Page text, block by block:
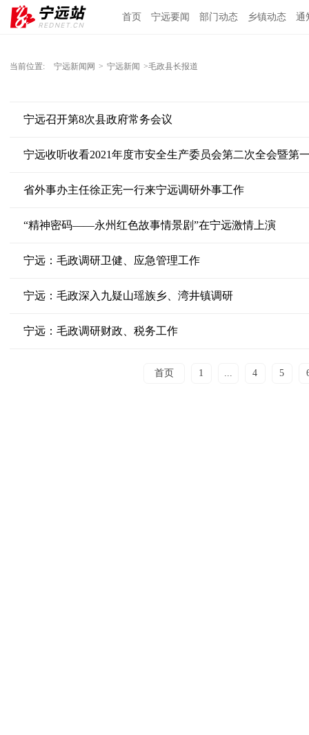
首页 宁远要闻 部门动态 乡镇动态 通
当前位置: 宁远新闻网 > 宁远新闻 >毛政县长报道
宁远召开第8次县政府常务会议
省外事办主任徐正宪一行来宁远调研外事工作
“精神密码——永州红色故事情景剧”在宁远激情上演
宁远：毛政调研卫健、应急管理工作
宁远：毛政深入九疑山瑶族乡、湾井镇调研
宁远：毛政调研财政、税务工作
首页 1 ... 4 5